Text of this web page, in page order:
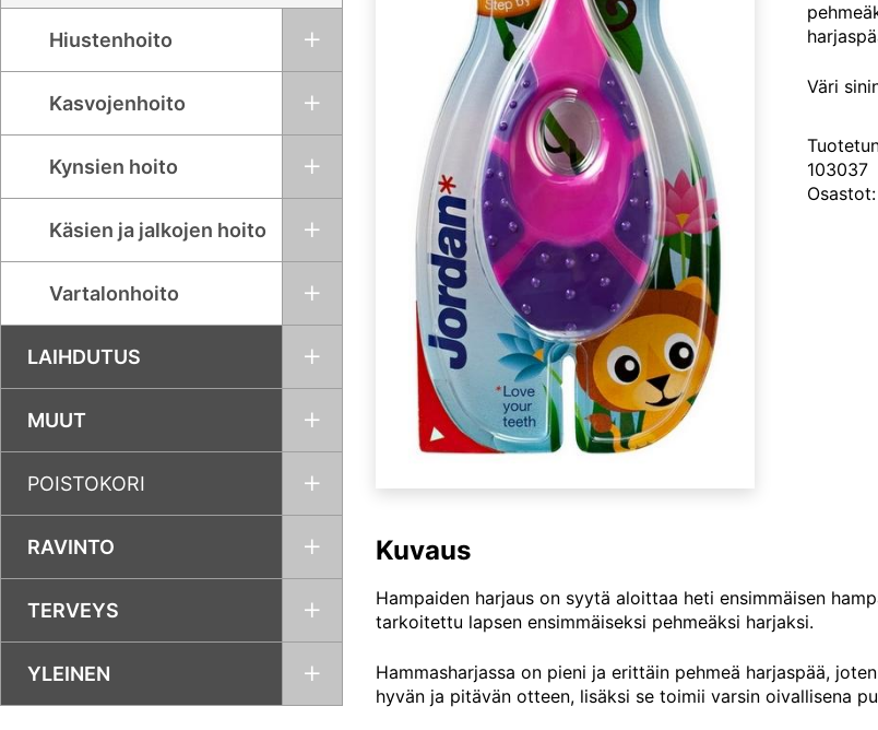
Hiustenhoito
Kasvojenhoito
Kynsien hoito
Käsien ja jalkojen hoito
Vartalonhoito
LAIHDUTUS
MUUT
POISTOKORI
RAVINTO
TERVEYS
YLEINEN
Väri
103037
Osastot:
Kuvaus
Hampaiden harjaus on syytä aloittaa heti ensimmäisen
tarkoitettu lapsen ensimmäiseksi pehmeäksi harjaksi.
Hammasharjassa on pieni ja erittäin pehmeä harjaspää,
hyvän ja pitävän otteen, lisäksi se toimii varsin oivallisena